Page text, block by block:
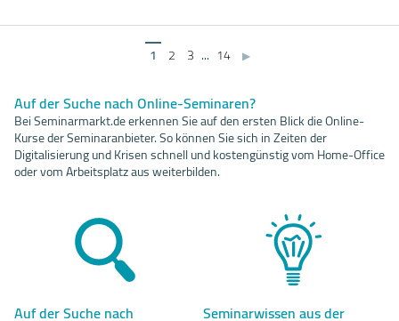
1 2 3 ... 14 ▶
Auf der Suche nach Online-Seminaren?
Bei Seminarmarkt.de erkennen Sie auf den ersten Blick die Online-
Kurse der Seminaranbieter. So können Sie sich in Zeiten der
Digitalisierung und Krisen schnell und kostengünstig vom Home-Office
oder vom Arbeitsplatz aus weiterbilden.
Auf der Suche nach Seminarwissen aus der